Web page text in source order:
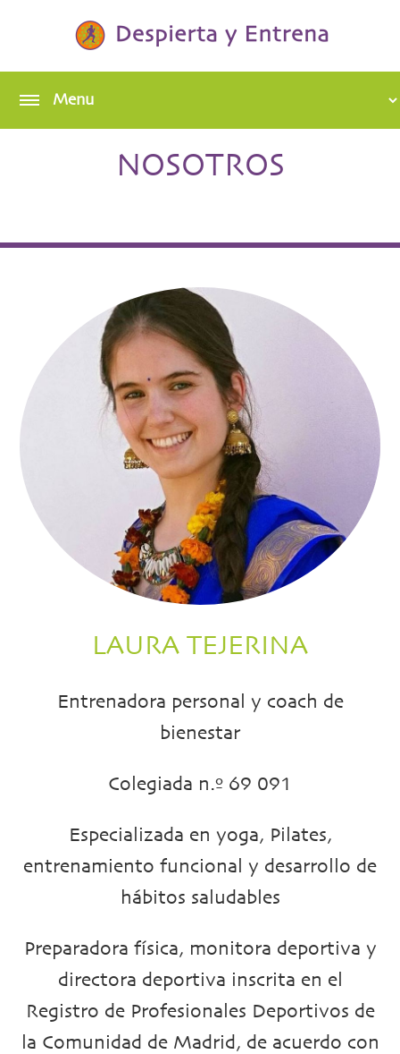
NOSOTROS
LAURA TEJERINA
Entrenadora personal y coach de
bienestar
Colegiada n.º 69 091
Especializada en yoga, Pilates,
entrenamiento funcional y desarrollo de
hábitos saludables
Preparadora física, monitora deportiva y
directora deportiva inscrita en el
Registro de Profesionales Deportivos de
la Comunidad de Madrid, de acuerdo con